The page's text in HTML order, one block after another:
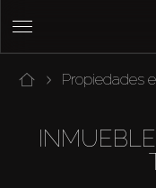
Propiedades